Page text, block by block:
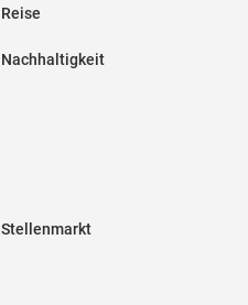
Reise
Nachhaltigkeit
Stellenmarkt